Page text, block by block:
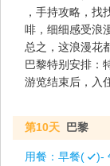
，手持攻略，找
啡，细细感受浪
总之，这浪漫花
巴黎特别安排：
游览结束后，入
第10天 巴黎
用餐： 早餐( )-